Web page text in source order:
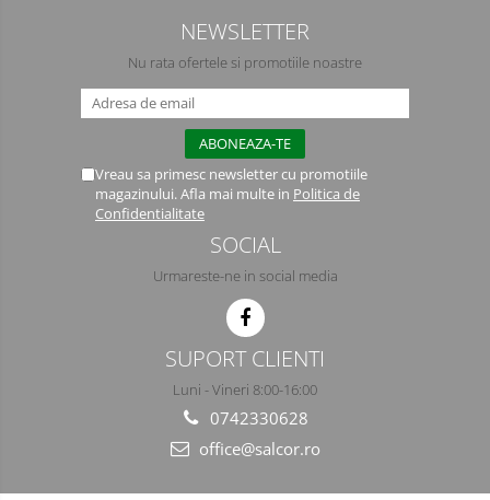
Viziere de protectie
NEWSLETTER
Nu rata ofertele si promotiile noastre
Vreau sa primesc newsletter cu promotiile
magazinului. Afla mai multe in Politica de
Confidentialitate
SOCIAL
Urmareste-ne in social media
SUPORT CLIENTI
Luni - Vineri 8:00-16:00
0742330628
office@salcor.ro